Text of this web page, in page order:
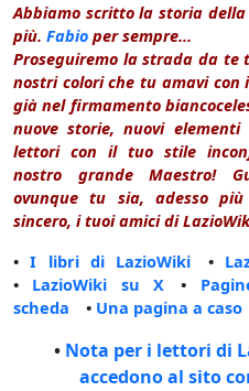
Abbiamo scritto la storia
più. Fabio per sempre...
Proseguiremo la strada da te
nostri colori che tu amavi con
già nel firmamento
nuove storie, nuovi
lettori con il tuo stile
nostro grande Maestro!
ovunque tu sia, adesso
sincero, i tuoi amici di
•I libri di LazioWiki •
• LazioWiki su X •
scheda • Una pagina a caso
• Nota per i lettori di
accedono al sito